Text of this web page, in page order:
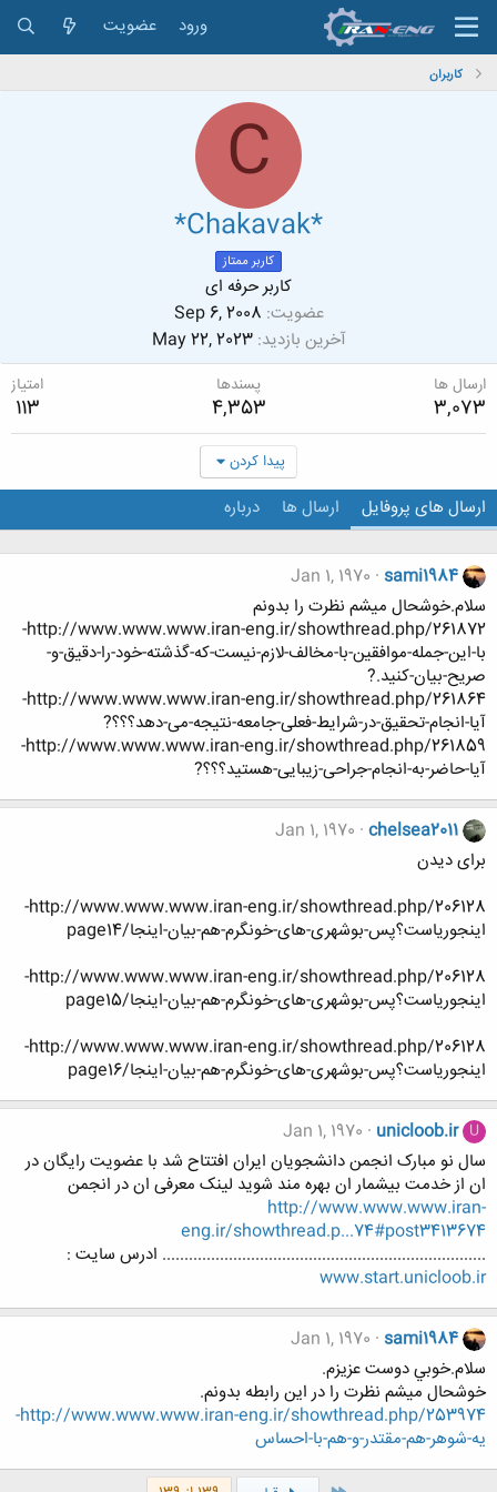
ورود عضویت
کاربران
C
*Chakavak*
کاربر ممتاز
کاربر حرفه ای
عضویت Sep 6, 2008
آخرین بازدید May 22, 2023
ارسال ها
3,073
پسندها
4,353
امتیاز
113
پیدا کردن
ارسال های پروفایل ارسال ها درباره
sami1984
Jan 1, 1970
سلام.خوشحال میشم نظرت را بدونم
http://www.www.www.iran-eng.ir/showthread.php/261872-
با-این-جمله-موافقین-با-مخالف-لازم-نیست-که-گذشته-خود-را-دقیق-و-
صریح-بیان-کنید.?
http://www.www.www.iran-eng.ir/showthread.php/261864-
آیا-انجام-تحقیق-در-شرایط-فعلی-جامعه-نتیجه-می-دهد؟؟؟?
http://www.www.www.iran-eng.ir/showthread.php/261859-
آیا-حاضر-به-انجام-جراحی-زیبایی-هستید؟؟؟?
chelsea2011
Jan 1, 1970
برای دیدن
http://www.www.www.iran-eng.ir/showthread.php/206128-
اینجوریاست؟پس-بوشهری-های-خونگرم-هم-بیان-اینجا/page14
http://www.www.www.iran-eng.ir/showthread.php/206128-
اینجوریاست؟پس-بوشهری-های-خونگرم-هم-بیان-اینجا/page15
http://www.www.www.iran-eng.ir/showthread.php/206128-
اینجوریاست؟پس-بوشهری-های-خونگرم-هم-بیان-اینجا/page16
U
unicloob.ir
Jan 1, 1970
سال نو مبارک انجمن دانشجویان ایران افتتاح شد با عضویت رایگان در
ان از خدمت بیشمار ان بهره مند شوید لینک معرفی ان در انجمن
http://www.www.www.iran-
eng.ir/showthread.p...74#post3413674
......................................................................... ادرس سایت :
www.start.unicloob.ir
sami1984
Jan 1, 1970
سلام.خوبي دوست عزيزم.
خوشحال ميشم نظرت را در اين رابطه بدونم.
http://www.www.www.iran-eng.ir/showthread.php/253974-
يه-شوهر-هم-مقتدر-و-هم-با-احساس